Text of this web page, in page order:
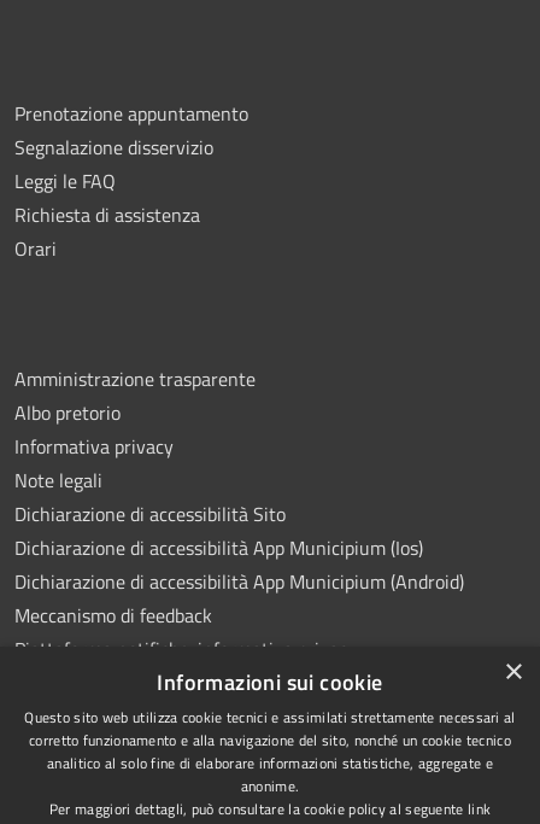
Prenotazione appuntamento
Segnalazione disservizio
Leggi le FAQ
Richiesta di assistenza
Orari
Amministrazione trasparente
Albo pretorio
Informativa privacy
Note legali
Dichiarazione di accessibilità Sito
Dichiarazione di accessibilità App Municipium (Ios)
Dichiarazione di accessibilità App Municipium (Android)
Meccanismo di feedback
Piattaforma notifiche: informativa privacy
Videosorveglianza
×
Informazioni sui cookie
Questo sito web utilizza cookie tecnici e assimilati strettamente necessari al
corretto funzionamento e alla navigazione del sito, nonché un cookie tecnico
analitico al solo fine di elaborare informazioni statistiche, aggregate e
anonime.
Per maggiori dettagli, può consultare la cookie policy al seguente link